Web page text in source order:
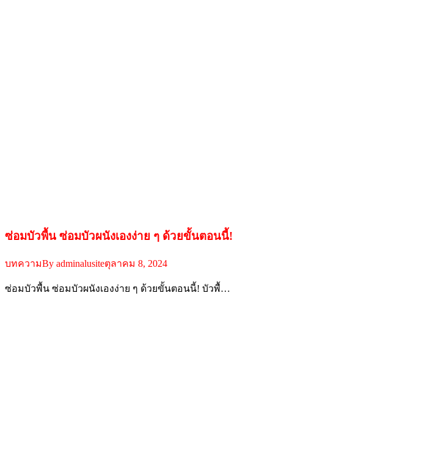
ซ่อมบัวพื้น ซ่อมบัวผนังเองง่าย ๆ ด้วยขั้นตอนนี้!
บทความBy adminalusiteตุลาคม 8, 2024
ซ่อมบัวพื้น ซ่อมบัวผนังเองง่าย ๆ ด้วยขั้นตอนนี้! บัวพื้…